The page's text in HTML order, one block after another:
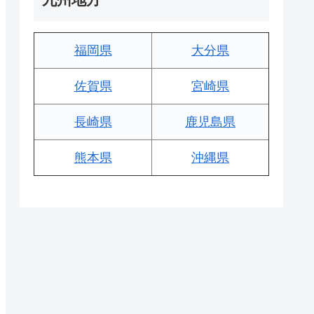
福岡県 大分県
佐賀県 宮崎県
長崎県 鹿児島県
熊本県 沖縄県